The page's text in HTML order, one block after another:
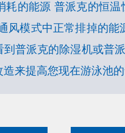
耗的能源 普派克的恒
风模式中正常排掉的
普派克的除湿机或普
来提高您现在游泳池的